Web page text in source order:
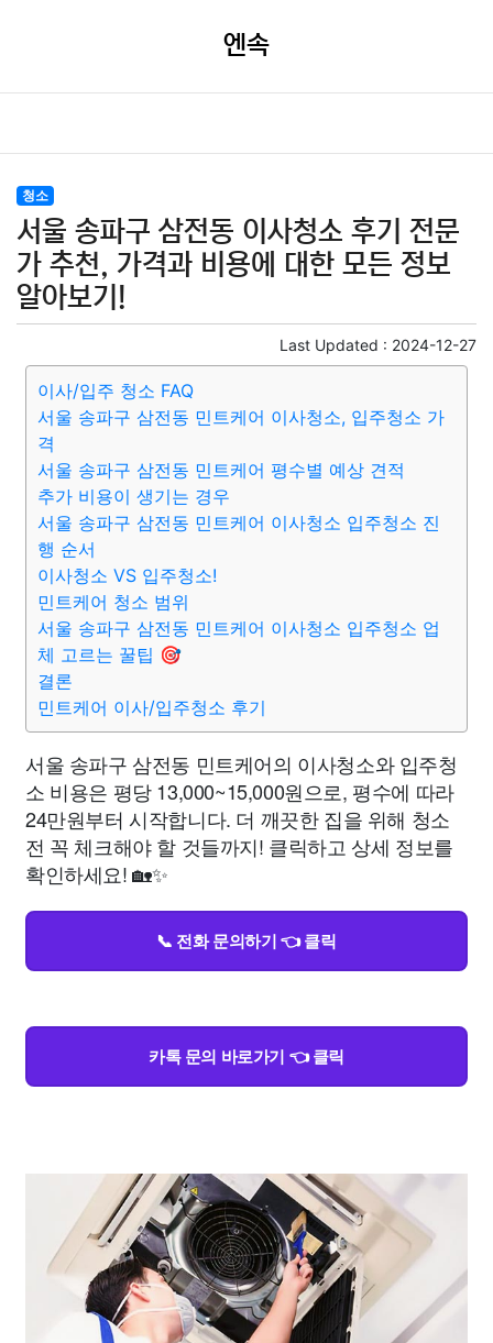
엔속
청소
서울 송파구 삼전동 이사청소 후기 전문
가 추천, 가격과 비용에 대한 모든 정보
알아보기!
Last Updated : 2024-12-27
이사/입주 청소 FAQ
서울 송파구 삼전동 민트케어 이사청소, 입주청소 가
격
서울 송파구 삼전동 민트케어 평수별 예상 견적
추가 비용이 생기는 경우
서울 송파구 삼전동 민트케어 이사청소 입주청소 진
행 순서
이사청소 VS 입주청소!
민트케어 청소 범위
서울 송파구 삼전동 민트케어 이사청소 입주청소 업
체 고르는 꿀팁 🎯
결론
민트케어 이사/입주청소 후기
서울 송파구 삼전동 민트케어의 이사청소와 입주청
소 비용은 평당 13,000~15,000원으로, 평수에 따라
24만원부터 시작합니다. 더 깨끗한 집을 위해 청소
전 꼭 체크해야 할 것들까지! 클릭하고 상세 정보를
확인하세요! 🏡✨
📞 전화 문의하기 👈 클릭
카톡 문의 바로가기 👈 클릭